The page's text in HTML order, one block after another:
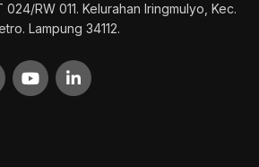
024/RW 011. Kelurahan Iringmulyo, Kec.
Lampung 34112.